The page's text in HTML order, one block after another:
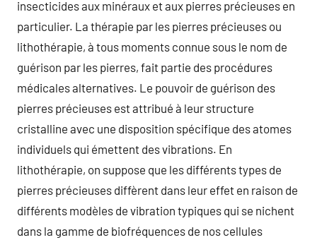
insecticides aux minéraux et aux pierres précieuses en
particulier. La thérapie par les pierres précieuses ou
lithothérapie, à tous moments connue sous le nom de
guérison par les pierres, fait partie des procédures
médicales alternatives. Le pouvoir de guérison des
pierres précieuses est attribué à leur structure
cristalline avec une disposition spécifique des atomes
individuels qui émettent des vibrations. En
lithothérapie, on suppose que les différents types de
pierres précieuses diffèrent dans leur effet en raison de
différents modèles de vibration typiques qui se nichent
dans la gamme de biofréquences de nos cellules